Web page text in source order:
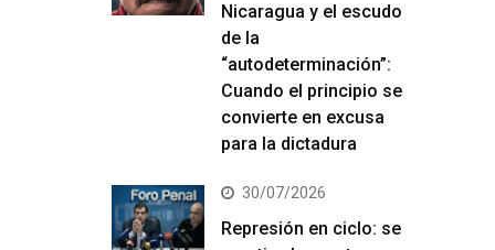
Nicaragua y el escudo
de la
“autodeterminación”:
Cuando el principio se
convierte en excusa
para la dictadura
30/07/2026
Represión en ciclo: se